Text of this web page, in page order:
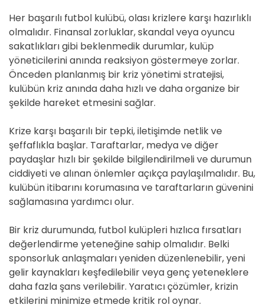
Her başarılı futbol kulübü, olası krizlere karşı hazırlıklı
olmalıdır. Finansal zorluklar, skandal veya oyuncu
sakatlıkları gibi beklenmedik durumlar, kulüp
yöneticilerini anında reaksiyon göstermeye zorlar.
Önceden planlanmış bir kriz yönetimi stratejisi,
kulübün kriz anında daha hızlı ve daha organize bir
şekilde hareket etmesini sağlar.
Krize karşı başarılı bir tepki, iletişimde netlik ve
şeffaflıkla başlar. Taraftarlar, medya ve diğer
paydaşlar hızlı bir şekilde bilgilendirilmeli ve durumun
ciddiyeti ve alınan önlemler açıkça paylaşılmalıdır. Bu,
kulübün itibarını korumasına ve taraftarların güvenini
sağlamasına yardımcı olur.
Bir kriz durumunda, futbol kulüpleri hızlıca fırsatları
değerlendirme yeteneğine sahip olmalıdır. Belki
sponsorluk anlaşmaları yeniden düzenlenebilir, yeni
gelir kaynakları keşfedilebilir veya genç yeteneklere
daha fazla şans verilebilir. Yaratıcı çözümler, krizin
etkilerini minimize etmede kritik rol oynar.